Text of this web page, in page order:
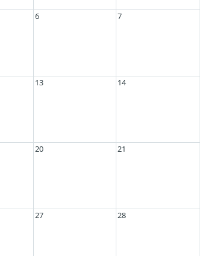
6 7
13 14
20 21
27 28